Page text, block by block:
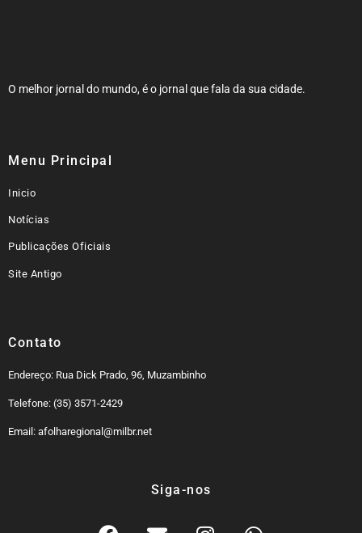
O melhor jornal do mundo, é o jornal que fala da sua cidade.
Menu Principal
Inicio
Notícias
Publicações Oficiais
Site Antigo
Contato
Endereço: Rua Dick Prado, 96, Muzambinho
Telefone: (35) 3571-2429
Email: afolharegional@milbr.net
Siga-nos